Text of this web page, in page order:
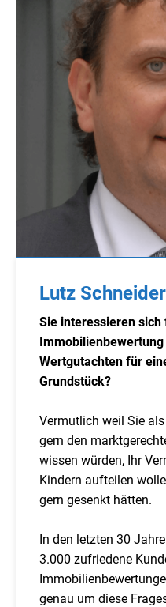
Lutz Schneider
Sie interessieren sich
Wertgutachten für
Grundstück?
Vermutlich weil Sie
gern den
wissen würden, Ihr
Kindern aufteilen
gern gesenkt hätten.
In den letzten 30
3.000 zufriedene
genau um diese